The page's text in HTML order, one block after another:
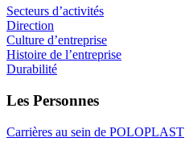
Secteurs d’activités
Direction
Culture d’entreprise
Histoire de l’entreprise
Durabilité
Les Personnes
Carrières au sein de POLOPLAST